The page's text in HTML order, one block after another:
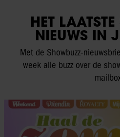
HET
NIEUWS IN
Met de Showbuzz-
week alle buzz over de